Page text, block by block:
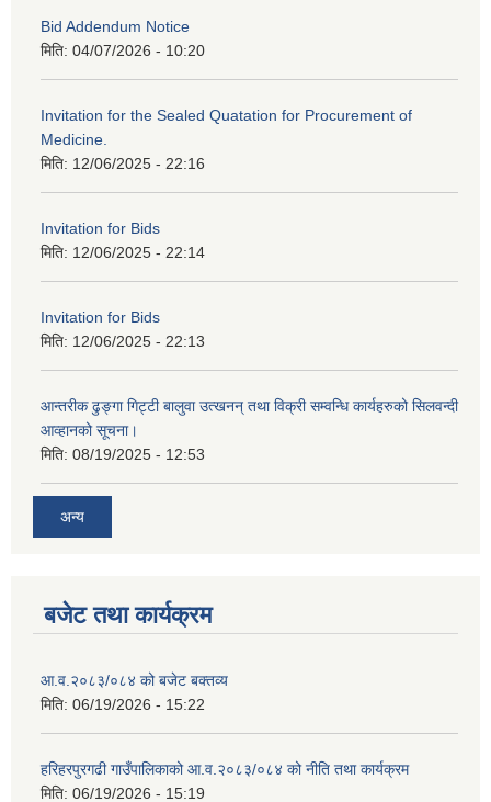
Bid Addendum Notice
मिति: 04/07/2026 - 10:20
Invitation for the Sealed Quatation for Procurement of
Medicine.
मिति: 12/06/2025 - 22:16
Invitation for Bids
मिति: 12/06/2025 - 22:14
Invitation for Bids
मिति: 12/06/2025 - 22:13
आन्तरीक ढुङ्गा गिट्टी बालुवा उत्खनन् तथा विक्री सम्वन्धि कार्यहरुको सिलवन्दी
आव्हानको सूचना।
मिति: 08/19/2025 - 12:53
अन्य
बजेट तथा कार्यक्रम
आ.व.२०८३/०८४ को बजेट बक्तव्य
मिति: 06/19/2026 - 15:22
हरिहरपुरगढी गाउँपालिकाको आ.व.२०८३/०८४ को नीति तथा कार्यक्रम
मिति: 06/19/2026 - 15:19